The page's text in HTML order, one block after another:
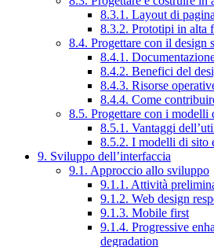
8.3.1. Layout di pagina
8.3.2. Prototipi in alta
8.4. Progettare con il design
8.4.1.
8.4.2. Benefici del
8.4.3. Risorse
8.4.4. Come
8.5. Progettare con i modelli
8.5.1. Vantaggi
8.5.2. I modelli di sito
9. Sviluppo dell’interfaccia
9.1. Approccio allo sviluppo
9.1.1. Attività
9.1.2. Web design
9.1.3. Mobile first
9.1.4. Progressive
degradation